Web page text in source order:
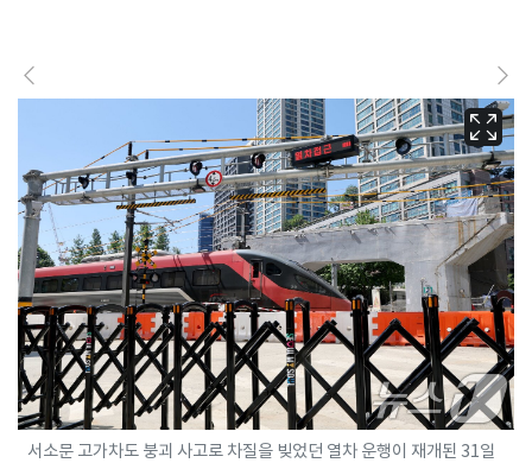
서소문 고가차도 붕괴 사고로 차질을 빚었던 열차 운행이 재개된 31일